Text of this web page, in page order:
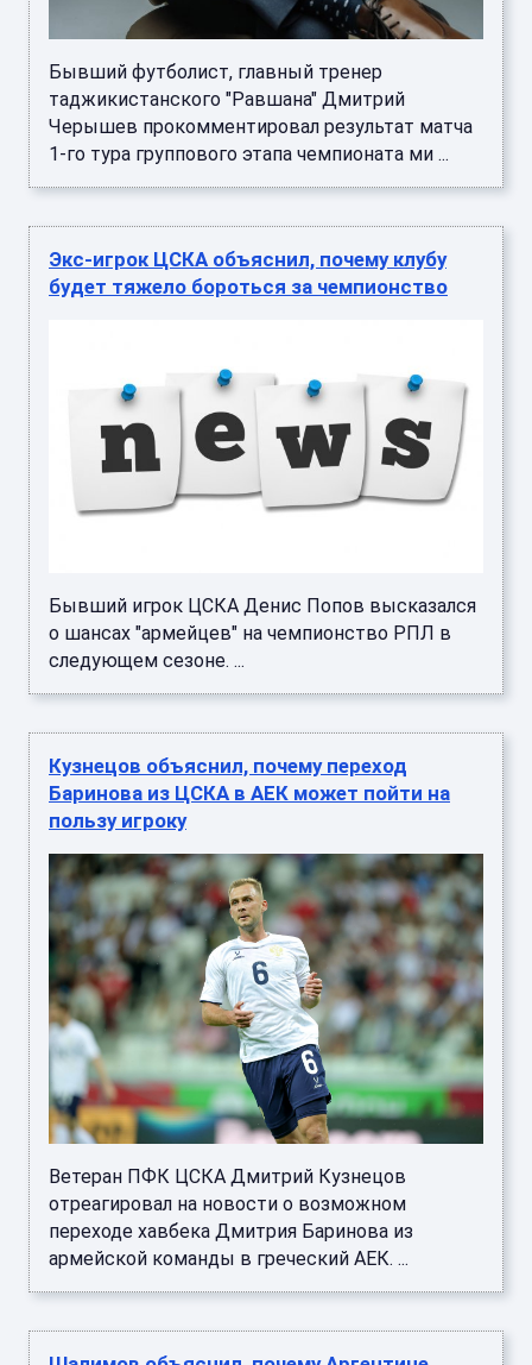
Бывший футболист, главный тренер
таджикистанского "Равшана" Дмитрий
Черышев прокомментировал результат матча
1-го тура группового этапа чемпионата ми ...
Экс-игрок ЦСКА объяснил, почему клубу
будет тяжело бороться за чемпионство
Бывший игрок ЦСКА Денис Попов высказался
о шансах "армейцев" на чемпионство РПЛ в
следующем сезоне. ...
Кузнецов объяснил, почему переход
Баринова из ЦСКА в АЕК может пойти на
пользу игроку
Ветеран ПФК ЦСКА Дмитрий Кузнецов
отреагировал на новости о возможном
переходе хавбека Дмитрия Баринова из
армейской команды в греческий АЕК. ...